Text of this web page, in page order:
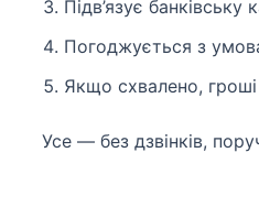
Підв’язує
Погоджується з
Якщо схвалено,
Усе — без дзвінків,